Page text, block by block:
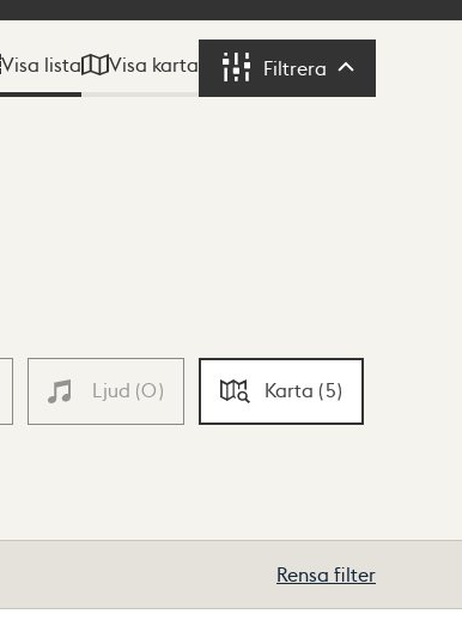
Visa lista Visa karta Filtrera Filtrera
Ljud (0) Karta (5)
Rensa filter